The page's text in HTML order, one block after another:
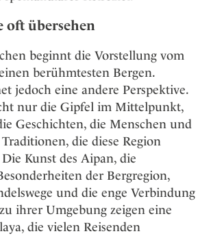
oft übersehen
beginnt die Vorstellung vom
berühmtesten Bergen.
jedoch eine andere Perspektive.
nur die Gipfel im Mittelpunkt,
Geschichten, die Menschen und
die diese Region
Kunst des Aipan, die
der Bergregion,
und die enge Verbindung
ihrer Umgebung zeigen eine
die vielen Reisenden